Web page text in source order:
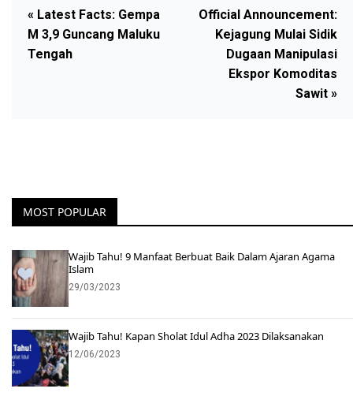
« Latest Facts: Gempa
M 3,9 Guncang Maluku
Tengah
Official Announcement:
Kejagung Mulai Sidik
Dugaan Manipulasi
Ekspor Komoditas
Sawit »
MOST POPULAR
Wajib Tahu! 9 Manfaat Berbuat Baik Dalam Ajaran Agama
Islam
29/03/2023
Wajib Tahu! Kapan Sholat Idul Adha 2023 Dilaksanakan
12/06/2023